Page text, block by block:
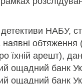
НАБУ,
обтяження
їхній арешт),
ощадний банк
ощадний банк